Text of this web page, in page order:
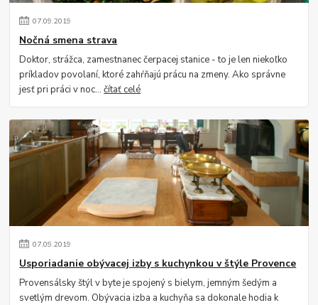
07.09.2019
Nočná smena strava
Doktor, strážca, zamestnanec čerpacej stanice - to je len niekoľko
príkladov povolaní, ktoré zahŕňajú prácu na zmeny. Ako správne
jesť pri práci v noc...čítať celé
07.09.2019
Usporiadanie obývacej izby s kuchynkou v štýle Provence
Provensálsky štýl v byte je spojený s bielym, jemným šedým a
svetlým drevom. Obývacia izba a kuchyňa sa dokonale hodia k